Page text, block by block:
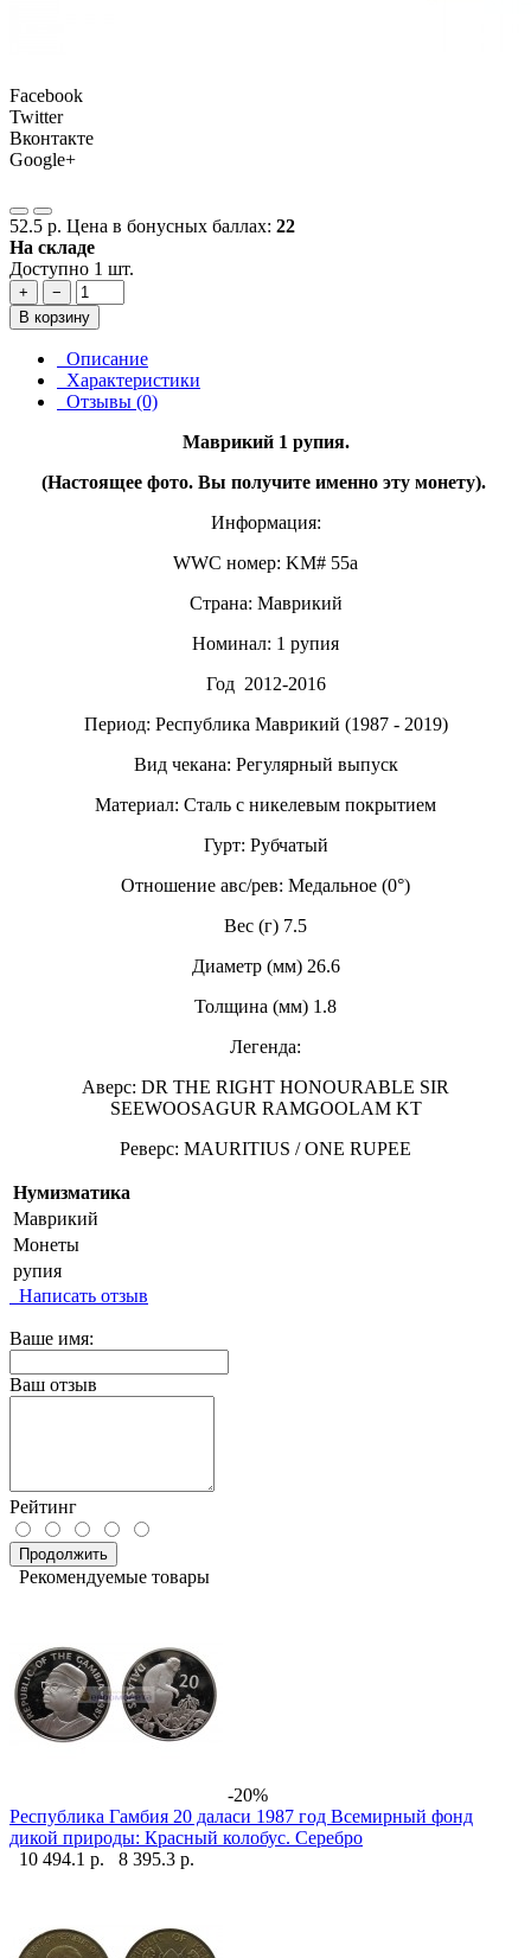
Facebook
Twitter
Вконтакте
Google+
52.5 р. Цена в бонусных баллах: 22
На складе
Доступно 1 шт.
+
−
В корзину
Описание
Характеристики
Отзывы (0)
Маврикий 1 рупия.
(Настоящее фото. Вы получите именно эту монету).
Информация:
WWC номер: KM# 55a
Страна: Маврикий
Номинал: 1 рупия
Год 2012-2016
Период: Республика Маврикий (1987 - 2019)
Вид чекана: Регулярный выпуск
Материал: Сталь с никелевым покрытием
Гурт: Рубчатый
Отношение авс/рев: Медальное (0°)
Вес (г) 7.5
Диаметр (мм) 26.6
Толщина (мм) 1.8
Легенда:
Аверс: DR THE RIGHT HONOURABLE SIR
SEEWOOSAGUR RAMGOOLAM KT
Реверс: MAURITIUS / ONE RUPEE
Нумизматика
Маврикий
Монеты
рупия
Написать отзыв
Ваше имя:
Ваш отзыв
Рейтинг
Продолжить
Рекомендуемые товары
-20%
Республика Гамбия 20 даласи 1987 год Всемирный фонд
дикой природы: Красный колобус. Серебро
10 494.1 р.
8 395.3 р.